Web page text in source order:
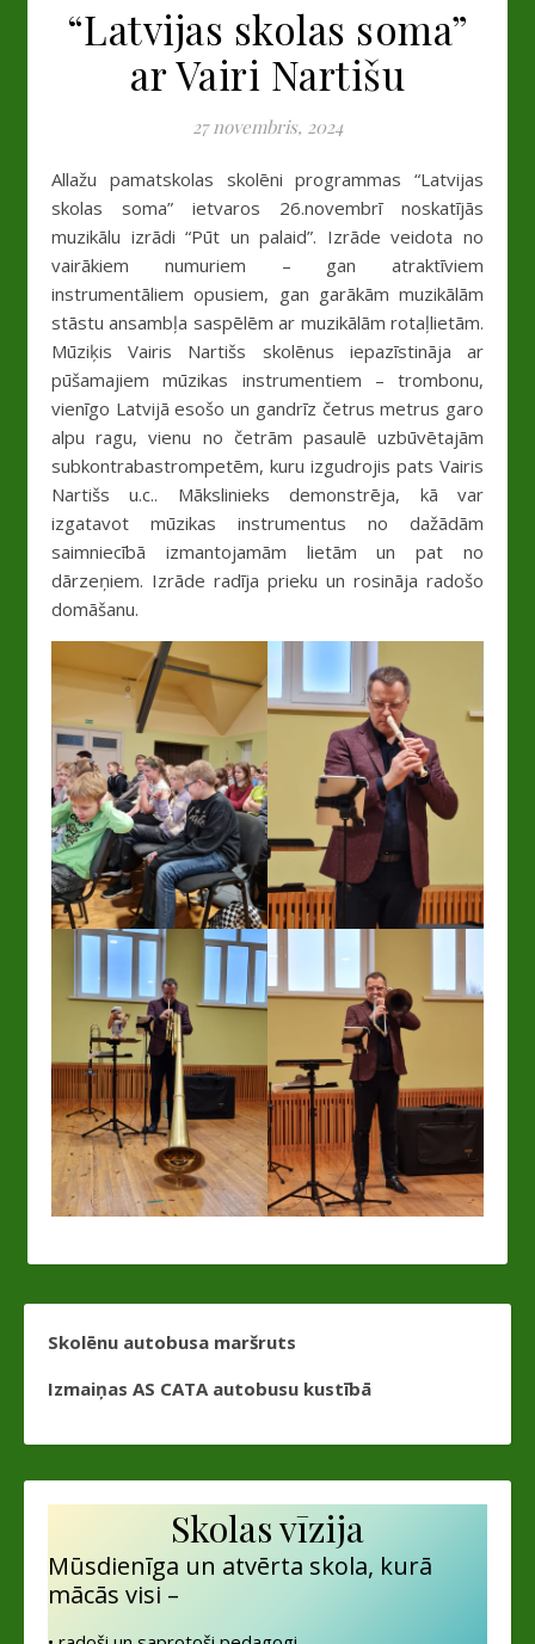
“Latvijas skolas soma”
ar Vairi Nartišu
27 novembris, 2024
Allažu pamatskolas skolēni programmas “Latvijas
skolas soma” ietvaros 26.novembrī noskatījās
muzikālu izrādi “Pūt un palaid”. Izrāde veidota no
vairākiem numuriem – gan atraktīviem
instrumentāliem opusiem, gan garākām muzikālām
stāstu ansambļa saspēlēm ar muzikālām rotaļlietām.
Mūziķis Vairis Nartišs skolēnus iepazīstināja ar
pūšamajiem mūzikas instrumentiem – trombonu,
vienīgo Latvijā esošo un gandrīz četrus metrus garo
alpu ragu, vienu no četrām pasaulē uzbūvētajām
subkontrabastrompetēm, kuru izgudrojis pats Vairis
Nartišs u.c.. Mākslinieks demonstrēja, kā var
izgatavot mūzikas instrumentus no dažādām
saimniecībā izmantojamām lietām un pat no
dārzeņiem. Izrāde radīja prieku un rosināja radošo
domāšanu.
Skolēnu autobusa maršruts
Izmaiņas AS CATA autobusu kustībā
Skolas vīzija
Mūsdienīga un atvērta skola, kurā
mācās visi –